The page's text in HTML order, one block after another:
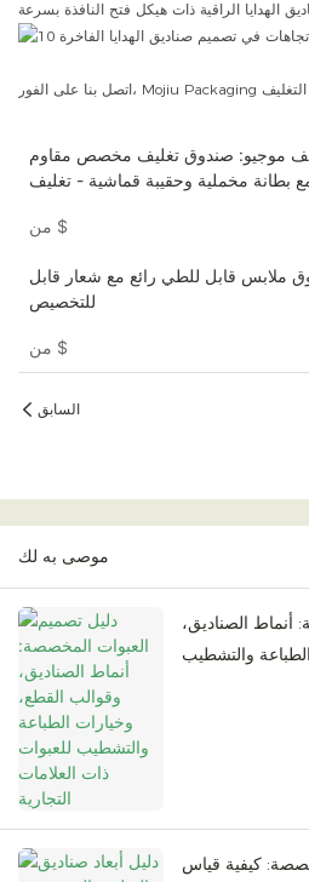
موجيو: صندوق تغليف مخصص مقاوم
بطانة مخملية وحقيبة قماشية - تغليف
الطلب
$
ملابس قابل للطي رائع مع شعار قابل
للتخصيص
$
السابق
موصى به لك
أنماط الصناديق،
والتشطيب
كيفية قياس